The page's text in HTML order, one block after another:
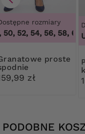
rozmiary
52, 54, 56, 58, 60,
zł
PODOBNE